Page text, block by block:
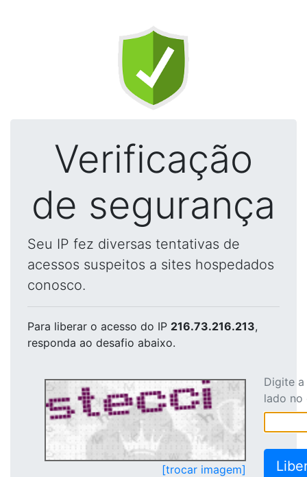
Verificação
de segurança
Seu IP fez diversas tentativas de
acessos suspeitos a sites hospedados
conosco.
Para liberar o acesso do IP 216.73.216.213,
responda ao desafio abaixo.
[trocar imagem]
Digite
lado no